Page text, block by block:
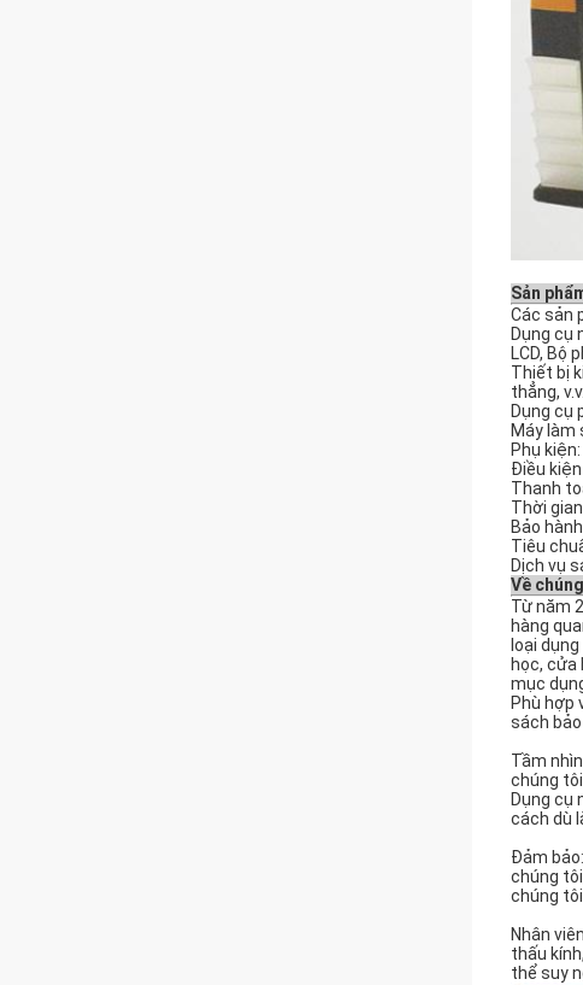
Sản
Các sản
Dụng cụ
LCD, Bộ
Thiết bị
thẳng,
Dụng cụ
Máy làm
Phụ
Điều
Thanh
Thời
Bảo
Tiêu
Dịch vụ
Về
Từ năm
hàng
loại
học, cửa
mục
Phù hợp
sách
Tầm
chúng
Dụng cụ
cách dù
Đảm
chúng
chúng tôi
Nhân
thấu
thể suy